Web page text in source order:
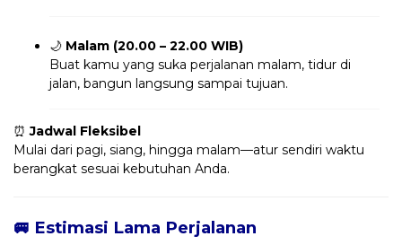
🌙 Malam (20.00 – 22.00 WIB)
Buat kamu yang suka perjalanan malam, tidur di
jalan, bangun langsung sampai tujuan.
⏰Jadwal Fleksibel
Mulai dari pagi, siang, hingga malam—atur sendiri waktu
berangkat sesuai kebutuhan Anda.
🚐 Estimasi Lama Perjalanan